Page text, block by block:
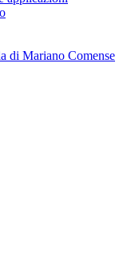
di Mariano Comense